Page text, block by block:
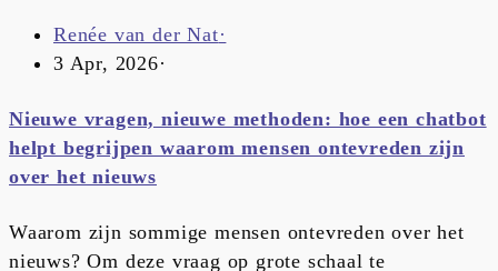
Renée van der Nat·
3 Apr, 2026·
Nieuwe vragen, nieuwe methoden: hoe een chatbot
helpt begrijpen waarom mensen ontevreden zijn
over het nieuws
Waarom zijn sommige mensen ontevreden over het
nieuws? Om deze vraag op grote schaal te